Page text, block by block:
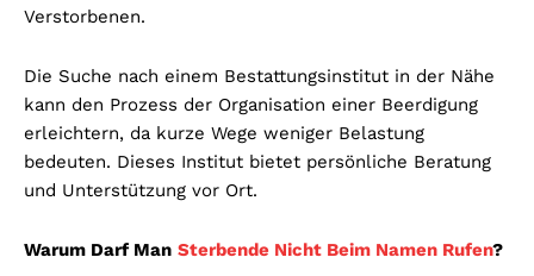
Verstorbenen.
Die Suche nach einem Bestattungsinstitut in der Nähe
kann den Prozess der Organisation einer Beerdigung
erleichtern, da kurze Wege weniger Belastung
bedeuten. Dieses Institut bietet persönliche Beratung
und Unterstützung vor Ort.
Warum Darf Man Sterbende Nicht Beim Namen Rufen?